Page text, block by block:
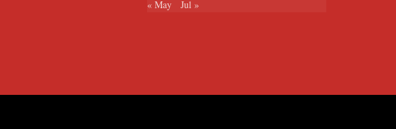
« May Jul »